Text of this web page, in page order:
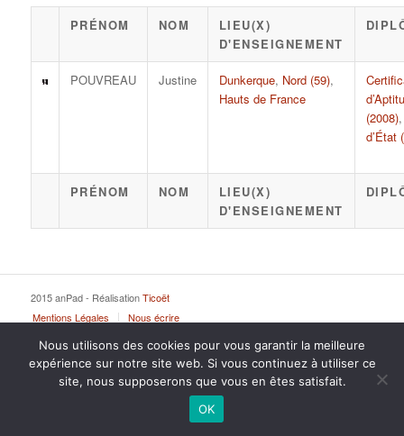
PRÉNOM NOM
LIEU(X)
D'ENSEIGNEMENT
POUVREAU Justine Dunkerque, Nord (59),
Hauts de France
(2008)
d’État
PRÉNOM NOM
LIEU(X)
D'ENSEIGNEMENT
2015 anPad - RéalisationTicoët
Mentions Légales
Nous écrire
Nous utilisons des cookies pour vous garantir la meilleure
expérience sur notre site web. Si vous continuez à utiliser ce
site, nous supposerons que vous en êtes satisfait.
OK